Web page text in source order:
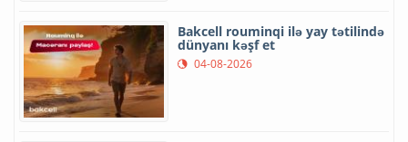
Bakcell rouminqi ilə yay tətilində
dünyanı kəşf et
04-08-2026